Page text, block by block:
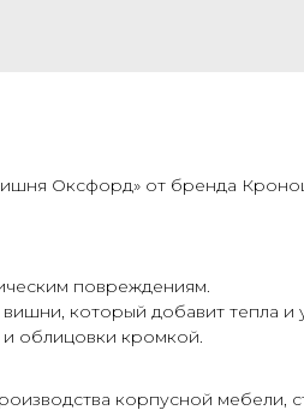
Оксфорд» от бренда
повреждениям.
который добавит тепла и
и облицовки кромкой.
корпусной мебели,